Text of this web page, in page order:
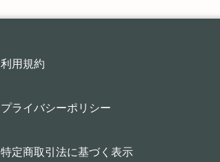
利用規約
プライバシーポリシー
特定商取引法に基づく表示